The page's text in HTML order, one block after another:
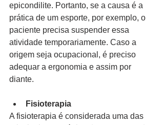
epicondilite. Portanto, se a causa é a
prática de um esporte, por exemplo, o
paciente precisa suspender essa
atividade temporariamente. Caso a
origem seja ocupacional, é preciso
adequar a ergonomia e assim por
diante.
Fisioterapia
A fisioterapia é considerada uma das